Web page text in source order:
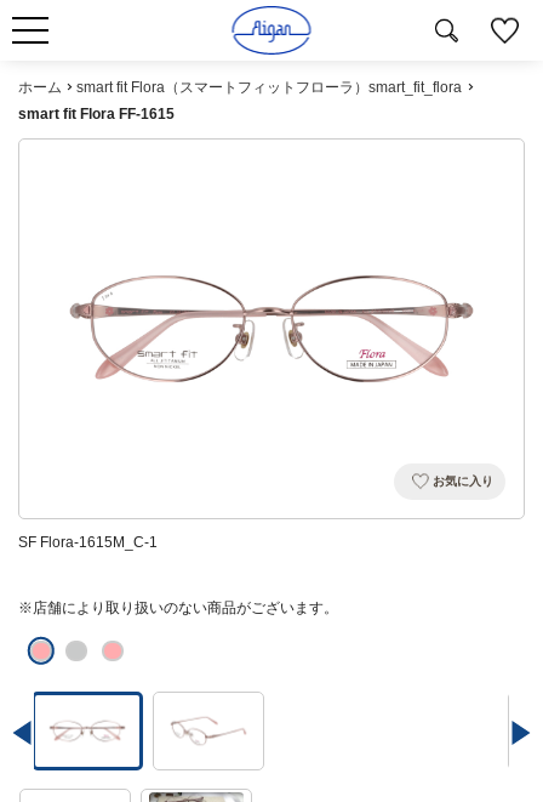
ホーム
smart fit Flora（スマートフィットフローラ）smart_fit_flora
smart fit Flora FF-1615
お気に入り
SF Flora-1615M_C-1
※店舗により取り扱いのない商品がございます。